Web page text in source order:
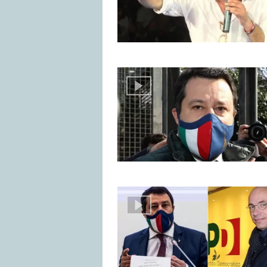
esempio tramite matrimonio
In questo caso il trasferimento di
Altri casi di Iuris communicatio